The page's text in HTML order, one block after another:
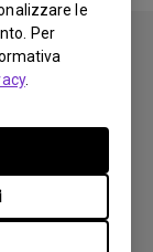
le
Per
.